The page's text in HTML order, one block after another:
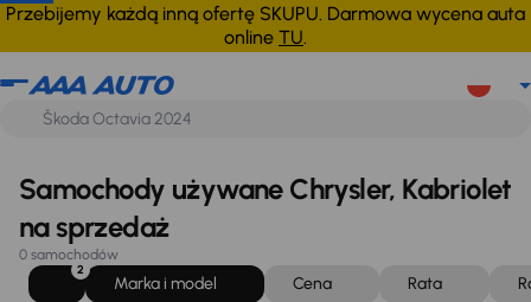
Przebijemy każdą inną ofertę SKUPU. Darmowa wycena auta
online TU.
Chrysler Kabriolet Anuluj wszystko
Samochody używane Chrysler, Kabriolet
na sprzedaż
0 samochodów
2
Marka i model Cena Rata